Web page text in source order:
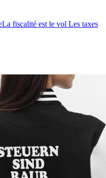
La fiscalité est le vol Les taxes